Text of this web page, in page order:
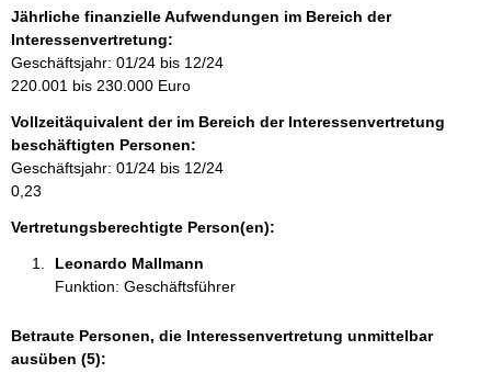
f
o
r
m
t
i
o
n
e
Jährliche finanzielle Aufwendungen im Bereich der
Interessenvertretung:
Geschäftsjahr: 01/24 bis 12/24
220.001 bis 230.000 Euro
Vollzeitäquivalent der im Bereich der Interessenvertretung
beschäftigten Personen:
Geschäftsjahr: 01/24 bis 12/24
0,23
Vertretungsberechtigte Person(en):
Leonardo Mallmann
Funktion: Geschäftsführer
Betraute Personen, die Interessenvertretung unmittelbar
ausüben (5):